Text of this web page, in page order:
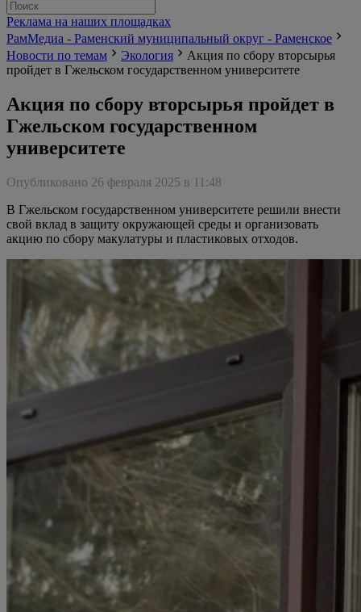
Реклама на наших площадках
РамМедиа - Раменский муниципальный округ - Раменское
Новости по темам
Экология
Акция по сбору вторсырья
пройдет в Гжельском государственном университете
Акция по сбору вторсырья пройдет в
Гжельском государственном
университете
Опубликовано 26 февраля 2025 в 11:48
В Гжельском государственном университете решили внести
свой вклад в защиту окружающей среды и организовать
акцию по сбору макулатуры и пластиковых отходов.